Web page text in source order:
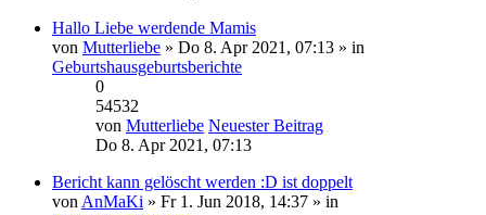
Hallo Liebe werdende Mamis
von Mutterliebe » Do 8. Apr 2021, 07:13 » in
Geburtshausgeburtsberichte
0
54532
von Mutterliebe Neuester Beitrag
Do 8. Apr 2021, 07:13
Bericht kann gelöscht werden :D ist doppelt
von AnMaKi » Fr 1. Jun 2018, 14:37 » in